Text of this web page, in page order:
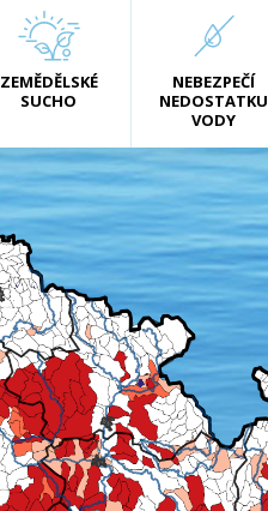
ZEMĚDĚLSKÉ
SUCHO
NEBEZPEČÍ
NEDOSTATKU
VODY